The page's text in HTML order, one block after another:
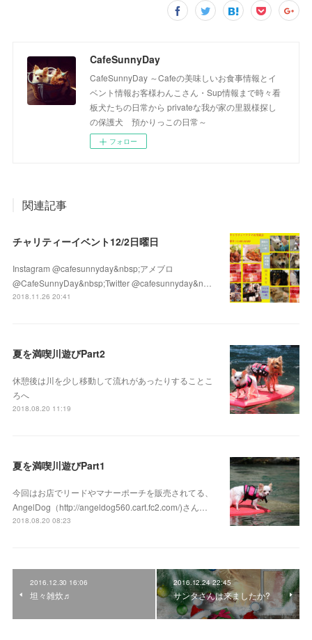
CafeSunnyDay
CafeSunnyDay ～Cafeの美味しいお食事情報とイ
ベント情報お客様わんこさん・Sup情報まで時々看
板犬たちの日常から privateな我が家の里親様探し
の保護犬 預かりっこの日常～
フォロー
関連記事
チャリティーイベント12/2日曜日
Instagram @cafesunnyday&nbsp;アメブロ
@CafeSunnyDay&nbsp;Twitter @cafesunnyday&n…
2018.11.26 20:41
夏を満喫川遊びPart2
休憩後は川を少し移動して流れがあったりすることこ
ろへ
2018.08.20 11:19
夏を満喫川遊びPart1
今回はお店でリードやマナーポーチを販売されてる、
AngelDog（http://angeldog560.cart.fc2.com/)さん…
2018.08.20 08:23
2016.12.30 16:06
坦々雑炊♬
2016.12.24 22:45
サンタさんは来ましたか?